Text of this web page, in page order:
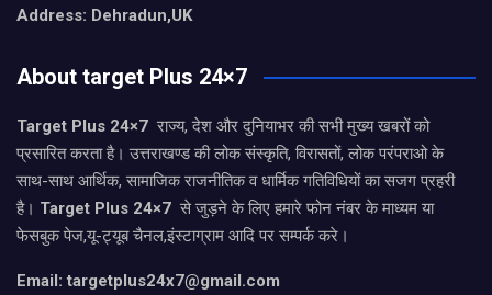
Address: Dehradun,UK
About target Plus 24×7
Target Plus 24×7 राज्य, देश और दुनियाभर की सभी मुख्य खबरों को
प्रसारित करता है। उत्तराखण्ड की लोक संस्कृति, विरासतों, लोक परंपराओ के
साथ-साथ आर्थिक, सामाजिक राजनीतिक व धार्मिक गतिविधियों का सजग प्रहरी
है। Target Plus 24×7 से जुड़ने के लिए हमारे फोन नंबर के माध्यम या
फेसबुक पेज,यू-ट्यूब चैनल,इंस्टाग्राम आदि पर सम्पर्क करे।
Email: targetplus24x7@gmail.com